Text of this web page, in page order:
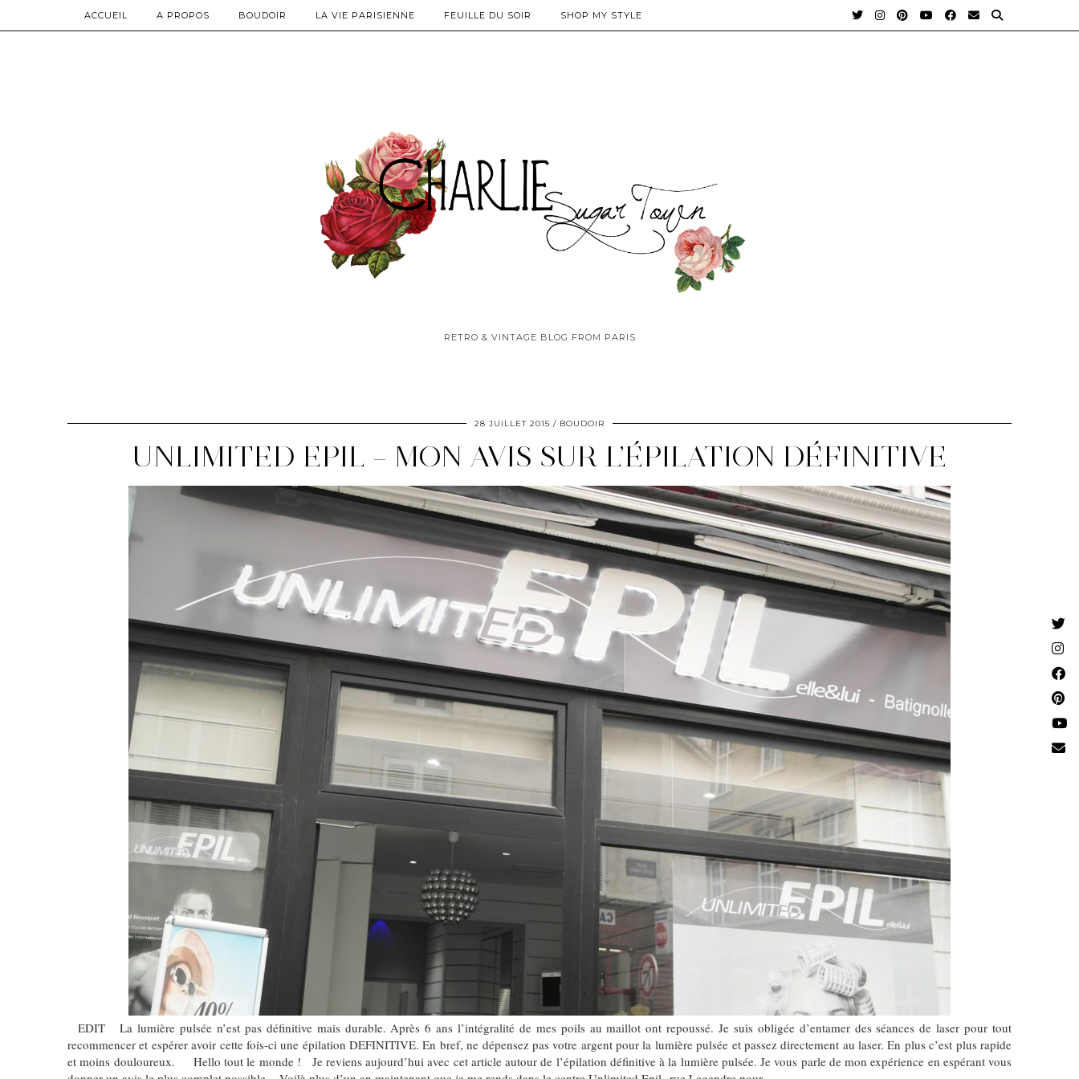
RETRO & VINTAGE BLOG FROM PARIS
ACCUEIL A PROPOS BOUDOIR LA VIE PARISIENNE FEUILLE DU SOIR SHOP MY STYLE
28 JUILLET 2015 BOUDOIR
UNLIMITED EPIL – MON AVIS SUR L’ÉPILATION DÉFINITIVE
EDIT La lumière pulsée n’est pas définitive mais durable. Après 6 ans l’intégralité de mes poils au maillot ont repoussé. Je suis obligée d’entamer des séances de laser pour tout
recommencer et espérer avoir cette fois-ci une épilation DEFINITIVE. En bref, ne dépensez pas votre argent pour la lumière pulsée et passez directement au laser. En plus c’est plus rapide
et moins douloureux. Hello tout le monde ! Je reviens aujourd’hui avec cet article autour de l’épilation définitive à la lumière pulsée. Je vous parle de mon expérience en espérant vous